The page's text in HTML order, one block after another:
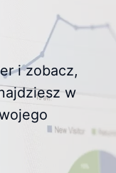
i zobacz,
w